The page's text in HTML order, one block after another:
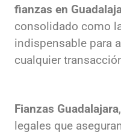
fianzas en
consolidado como
indispensable para
cualquier
Fianzas Guadalajara,
legales que